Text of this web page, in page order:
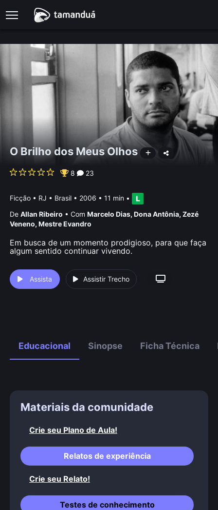
O Brilho dos Meus Olhos
8 23
Ficção • RJ • Brasil • 2006 • 11 min •
De Allan Ribeiro • Com Marcelo Dias, Dona Antônia, Zezé
Veneno, Mestre Evandro
Em busca de um momento prodigioso, para que faça
algum sentido continuar vivendo.
Assista Assistir Trecho
Educacional Sinopse Ficha Técnica
Materiais da comunidade
Crie seu Plano de Aula!
Relatos de experiência
Crie seu Relato!
Testes de conhecimento